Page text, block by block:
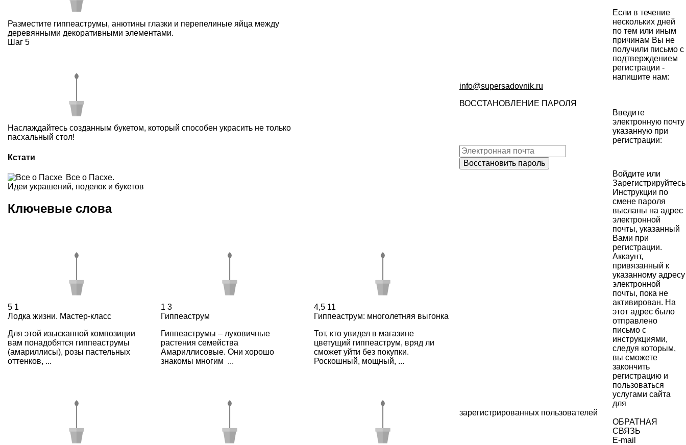
Разместите гиппеаструмы, анютины глазки и перепелиные яйца между
деревянными декоративными элементами.
Шаг 5
Наслаждайтесь созданным букетом, который способен украсить не только
пасхальный стол!
Кстати
Все о Пасхе.
Идеи украшений, поделок и букетов
Ключевые слова
5 1
Лодка жизни. Мастер-класс
Для этой изысканной композиции
вам понадобятся гиппеаструмы
(амариллисы), розы пастельных
оттенков, ...
1 3
Гиппеаструм
Гиппеаструмы – луковичные
растения семейства
Амариллисовые. Они хорошо
знакомы многим ...
4,5 11
Гиппеаструм: многолетняя выгонка
Тот, кто увидел в магазине
цветущий гиппеаструм, вряд ли
сможет уйти без покупки.
Роскошный, мощный, ...
Если в течение
нескольких дней
по тем или иным
причинам Вы не
получили письмо с
подтверждением
регистрации -
напишите нам:
info@supersadovnik.ru
ВОССТАНОВЛЕНИЕ ПАРОЛЯ
Введите
электронную почту
указанную при
регистрации:
Войдите или
Зарегистрируйтесь
Инструкции по
смене пароля
высланы на адрес
электронной
почты, указанный
Вами при
регистрации.
Аккаунт,
привязанный к
указанному адресу
электронной
почты, пока не
активирован. На
этот адрес было
отправлено
письмо с
инструкциями,
следуя которым,
вы сможете
закончить
регистрацию и
пользоваться
услугами сайта
для
зарегистрированных пользователей
ОБРАТНАЯ
СВЯЗЬ
E-mail